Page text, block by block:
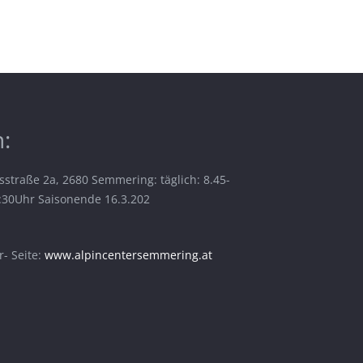
2a, 2680 Semmering: täglich: 8.45-
Saisonende 16.3.202
Seite: www.alpincentersemmering.at